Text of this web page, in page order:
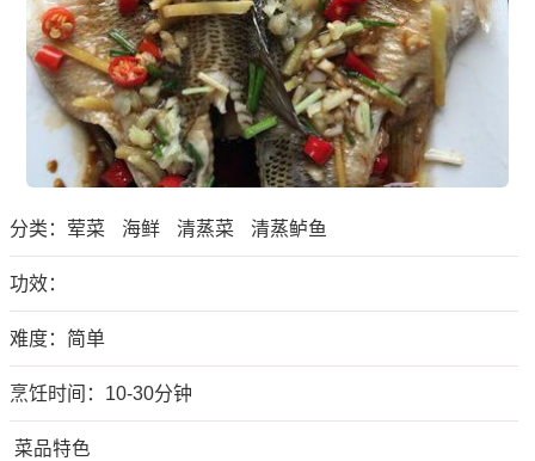
分类： 荤菜 海鲜 清蒸菜 清蒸鲈鱼
功效：
难度：简单
烹饪时间：10-30分钟
菜品特色